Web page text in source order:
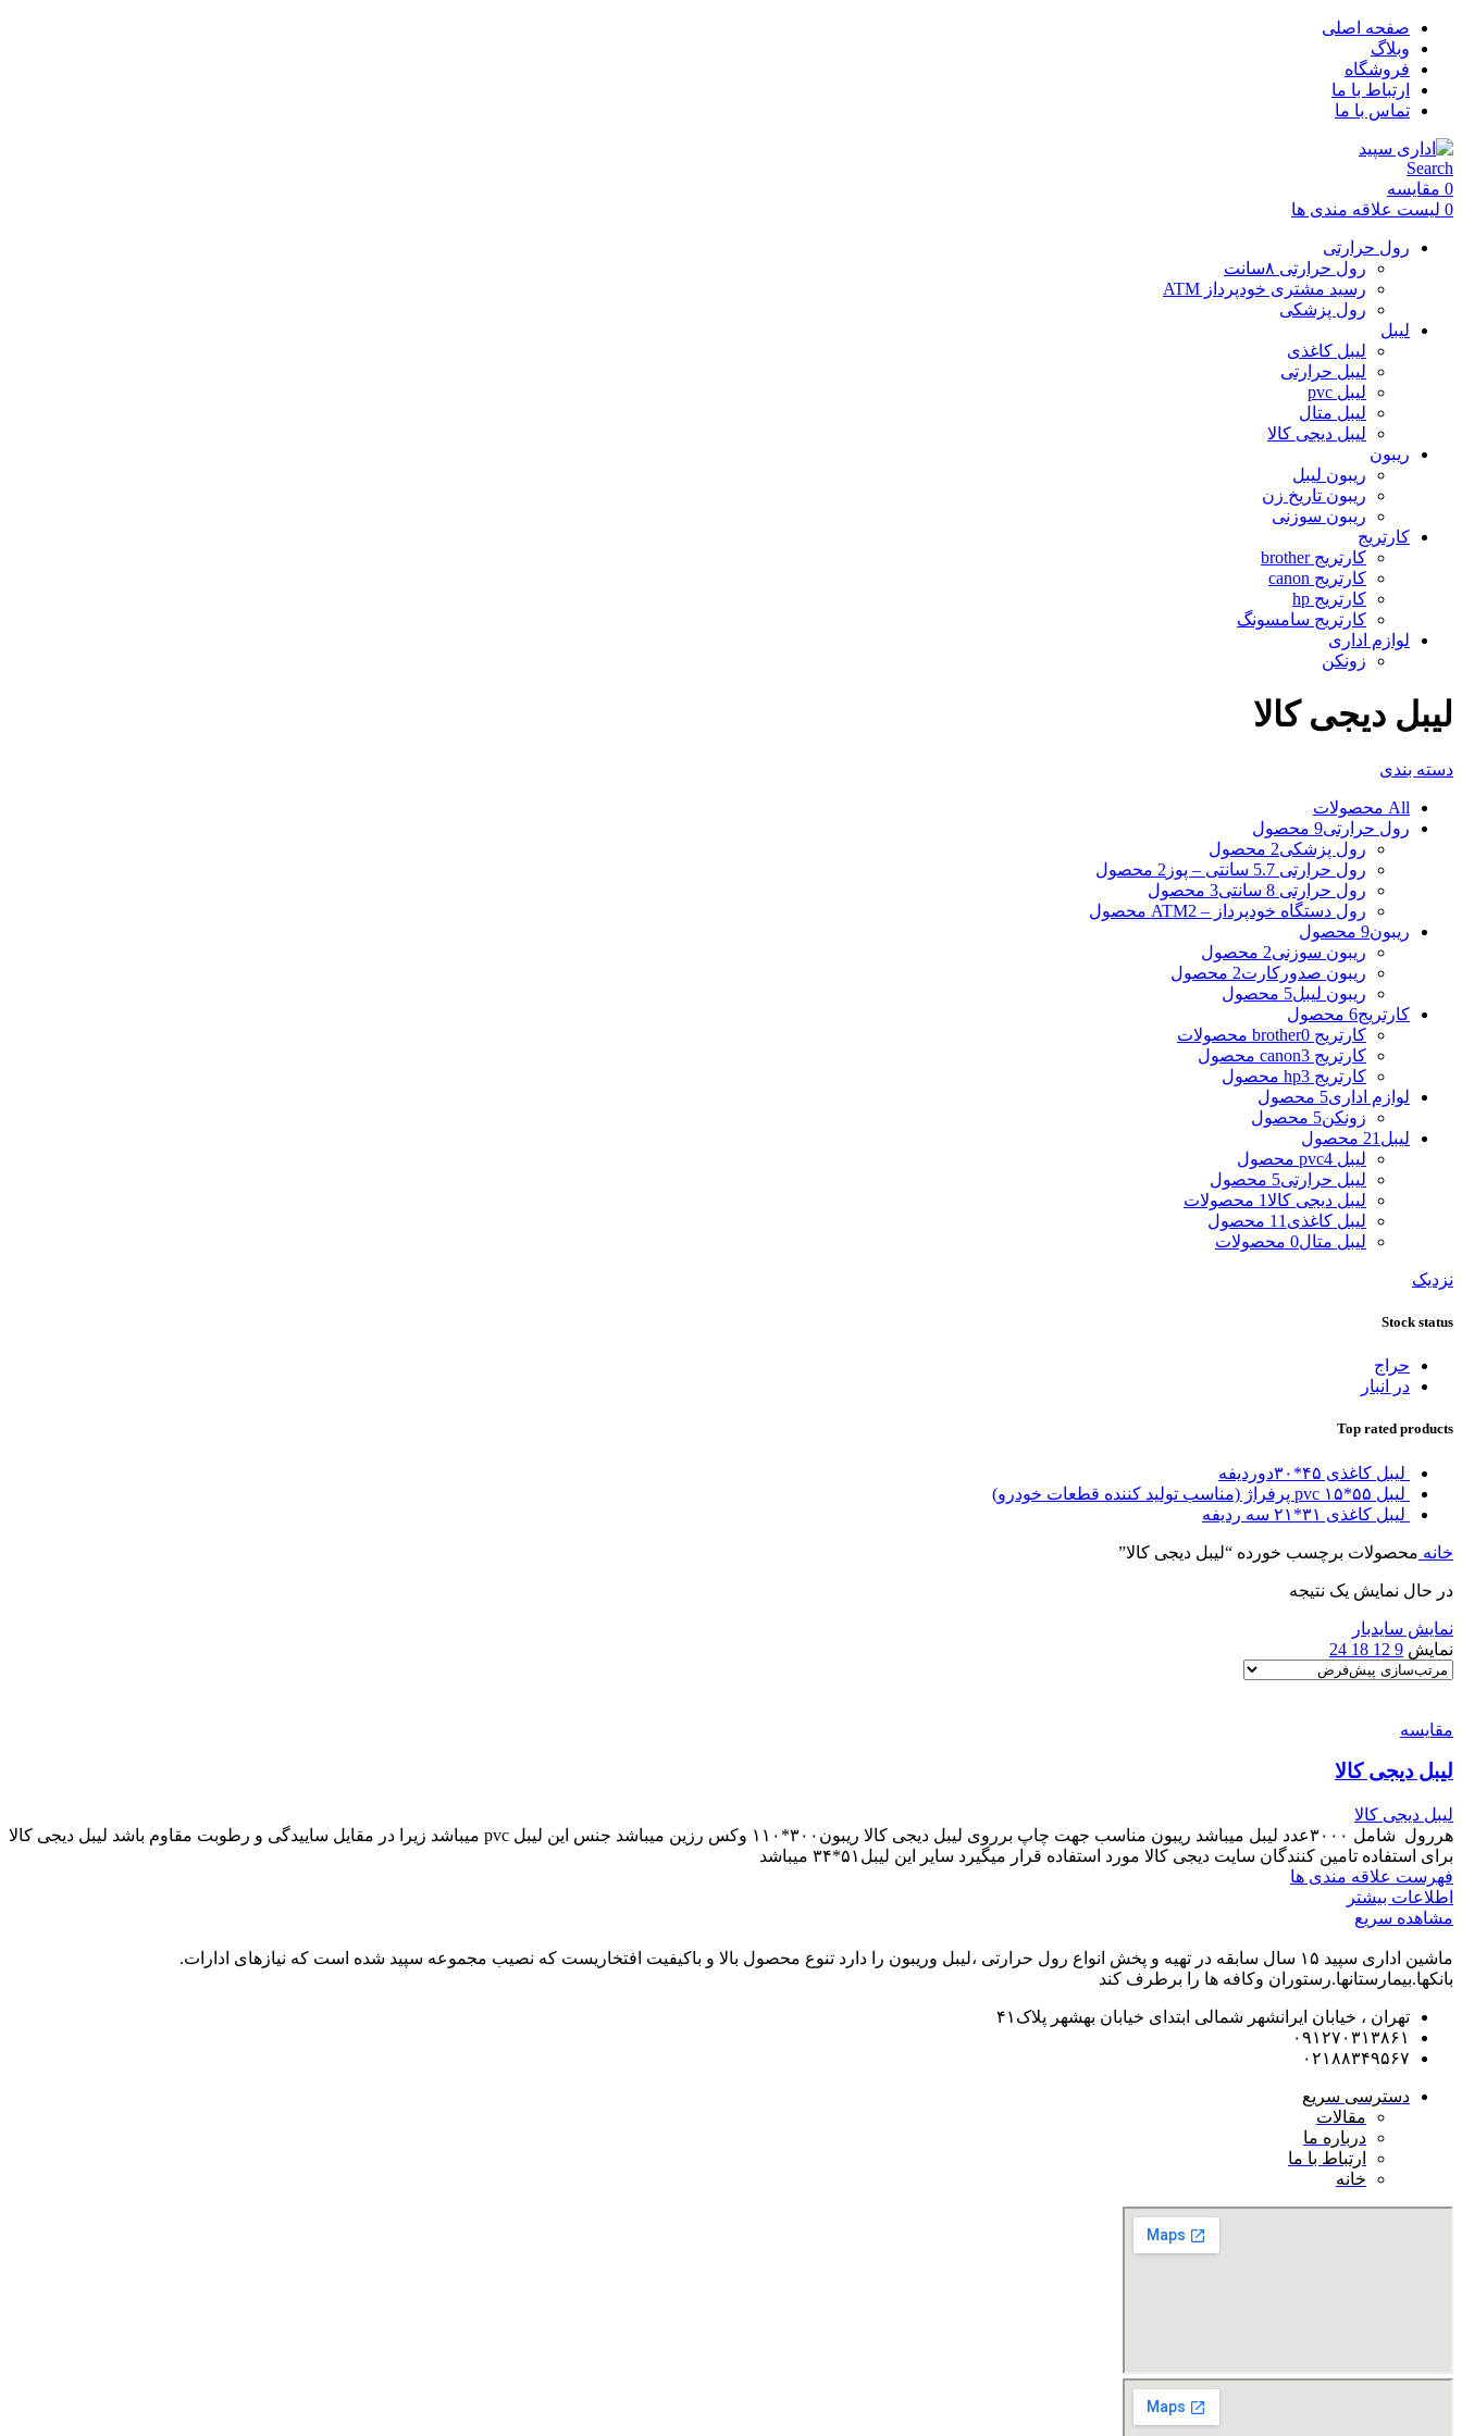
صفحه اصلی
وبلاگ
فروشگاه
ارتباط با ما
تماس با ما
Search
0 مقایسه
0 لیست علاقه مندی ها
رول حرارتی
رول حرارتی ۸سانت
رسید مشتری خودپرداز ATM
رول پزشکی
لیبل
لیبل کاغذی
لیبل حرارتی
لیبل pvc
لیبل متال
لیبل دیجی کالا
ریبون
ریبون لیبل
ریبون تاریخ زن
ریبون سوزنی
کارتریج
کارتریج brother
کارتریج canon
کارتریج hp
کارتریج سامسونگ
لوازم اداری
زونکن
لیبل دیجی کالا
دسته بندی
All محصولات
رول حرارتی9 محصول
رول پزشکی2 محصول
رول حرارتی 5.7 سانتی – پوز
2 محصول
رول حرارتی 8 سانتی
3 محصول
رول دستگاه خودپرداز – ATM 2 محصول
ریبون9 محصول
ریبون سوزنی2 محصول
ریبون صدورکارت2 محصول
ریبون لیبل5 محصول
کارتریج6 محصول
کارتریج brother 0 محصولات
کارتریج canon 3 محصول
کارتریج hp 3 محصول
لوازم اداری5 محصول
زونکن5 محصول
لیبل 21 محصول
لیبل pvc 4 محصول
لیبل حرارتی5 محصول
لیبل دیجی کالا1 محصولات
لیبل کاغذی 11 محصول
لیبل متال0 محصولات
نزدیک
Stock status
حراج
در انبار
Top rated products
لیبل کاغذی ۴۵*۳۰دوردیفه
لیبل ۵۵*۱۵ pvc پرفراژ (مناسب تولید کننده قطعات خودرو)
لیبل کاغذی ۳۱*۲۱ سه ردیفه
خانه محصولات برچسب خورده “لیبل دیجی کالا”
در حال نمایش یک نتیجه
نمایش سایدبار
نمایش 9
12
18
24
مقایسه
لیبل دیجی کالا
لیبل دیجی کالا
هررول شامل ۳۰۰۰عدد لیبل میباشد ریبون مناسب جهت چاپ برروی لیبل دیجی کالا ریبون۳۰۰*۱۱۰ وکس رزین میباشد جنس این لیبل pvc میباشد زیرا در مقایل ساییدگی و رطوبت مقاوم باشد لیبل دیجی کالا
برای استفاده تامین کنندگان سایت دیجی کالا مورد استفاده قرار میگیرد سایر این لیبل۵۱*۳۴ میباشد
فهرست علاقه مندی ها
اطلاعات بیشتر
مشاهده سریع
ماشین اداری سپید ۱۵ سال سابقه در تهیه و پخش انواع رول حرارتی ،لیبل وریبون را دارد تنوع محصول بالا و باکیفیت افتخاریست که نصیب مجموعه سپید شده است که نیازهای ادارات.
بانکها.بیمارستانها.رستوران و‌کافه ها را برطرف کند
تهران ، خیابان ایرانشهر شمالی ابتدای خیابان بهشهر پلاک۴۱
۰۹۱۲۷۰۳۱۳۸۶۱
۰۲۱۸۸۳۴۹۵۶۷
دسترسی سریع
مقالات
درباره ما
ارتباط با ما
خانه